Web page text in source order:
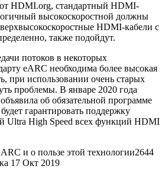
HDMI.org, стандартный HDMI-
высокоскоростной должны
HDMI-кабели с
также подойдут.
потоков в некоторых
eARC необходима более высокая
при использовании очень старых
проблемы. В январе 2020 года
об обязательной программе
гарантировать поддержку
Ultra High Speed всех функций HDMI
и о пользе этой технологии2644
17 Окт 2019